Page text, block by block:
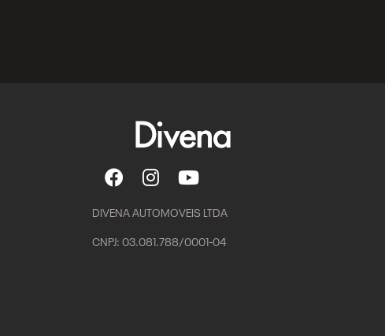
DIVENA AUTOMOVEIS LTDA
CNPJ: 03.081.788/0001-04